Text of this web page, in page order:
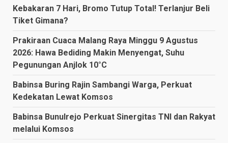
Kebakaran 7 Hari, Bromo Tutup Total! Terlanjur Beli
Tiket Gimana?
Prakiraan Cuaca Malang Raya Minggu 9 Agustus
2026: Hawa Bediding Makin Menyengat, Suhu
Pegunungan Anjlok 10°C
Babinsa Buring Rajin Sambangi Warga, Perkuat
Kedekatan Lewat Komsos
Babinsa Bunulrejo Perkuat Sinergitas TNI dan Rakyat
melalui Komsos